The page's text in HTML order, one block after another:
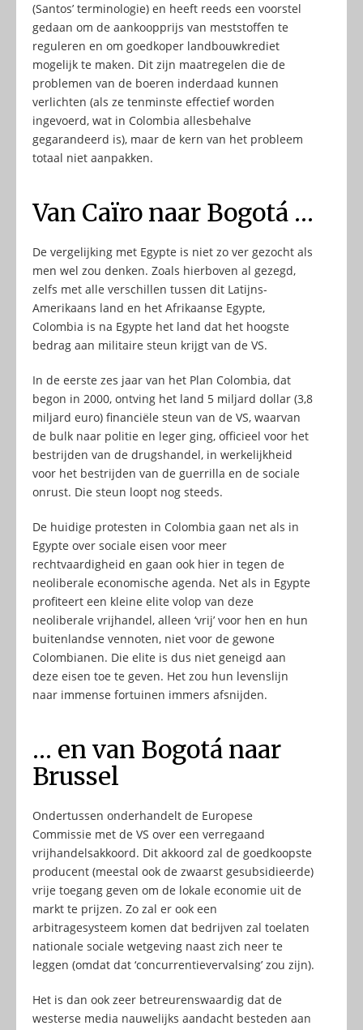
(Santos’ terminologie) en heeft reeds een voorstel
gedaan om de aankoopprijs van meststoffen te
reguleren en om goedkoper landbouwkrediet
mogelijk te maken. Dit zijn maatregelen die de
problemen van de boeren inderdaad kunnen
verlichten (als ze tenminste effectief worden
ingevoerd, wat in Colombia allesbehalve
gegarandeerd is), maar de kern van het probleem
totaal niet aanpakken.
Van Caïro naar Bogotá …
De vergelijking met Egypte is niet zo ver gezocht als
men wel zou denken. Zoals hierboven al gezegd,
zelfs met alle verschillen tussen dit Latijns-
Amerikaans land en het Afrikaanse Egypte,
Colombia is na Egypte het land dat het hoogste
bedrag aan militaire steun krijgt van de VS.
In de eerste zes jaar van het Plan Colombia, dat
begon in 2000, ontving het land 5 miljard dollar (3,8
miljard euro) financiële steun van de VS, waarvan
de bulk naar politie en leger ging, officieel voor het
bestrijden van de drugshandel, in werkelijkheid
voor het bestrijden van de guerrilla en de sociale
onrust. Die steun loopt nog steeds.
De huidige protesten in Colombia gaan net als in
Egypte over sociale eisen voor meer
rechtvaardigheid en gaan ook hier in tegen de
neoliberale economische agenda. Net als in Egypte
profiteert een kleine elite volop van deze
neoliberale vrijhandel, alleen ‘vrij’ voor hen en hun
buitenlandse vennoten, niet voor de gewone
Colombianen. Die elite is dus niet geneigd aan
deze eisen toe te geven. Het zou hun levenslijn
naar immense fortuinen immers afsnijden.
… en van Bogotá naar
Brussel
Ondertussen onderhandelt de Europese
Commissie met de VS over een verregaand
vrijhandelsakkoord. Dit akkoord zal de goedkoopste
producent (meestal ook de zwaarst gesubsidieerde)
vrije toegang geven om de lokale economie uit de
markt te prijzen. Zo zal er ook een
arbitragesysteem komen dat bedrijven zal toelaten
nationale sociale wetgeving naast zich neer te
leggen (omdat dat ‘concurrentievervalsing’ zou zijn).
Het is dan ook zeer betreurenswaardig dat de
westerse media nauwelijks aandacht besteden aan